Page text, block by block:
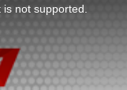
not supported.